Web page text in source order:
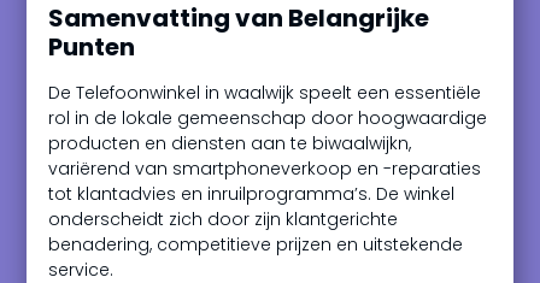
Samenvatting van Belangrijke
Punten
De Telefoonwinkel in waalwijk speelt een essentiële
rol in de lokale gemeenschap door hoogwaardige
producten en diensten aan te biwaalwijkn,
variërend van smartphoneverkoop en -reparaties
tot klantadvies en inruilprogramma’s. De winkel
onderscheidt zich door zijn klantgerichte
benadering, competitieve prijzen en uitstekende
service.